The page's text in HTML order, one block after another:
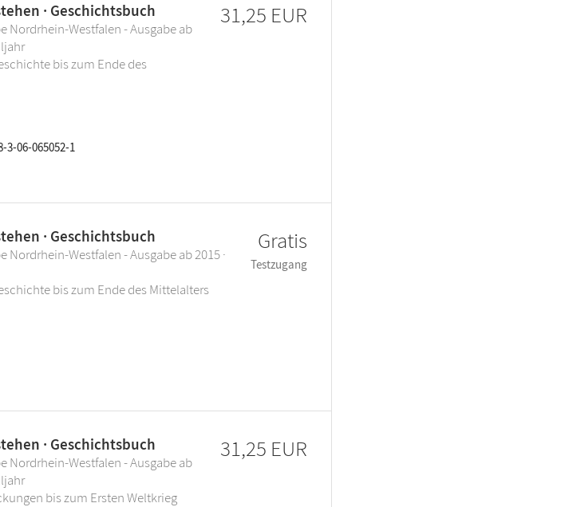
· Geschichtsbuch
Nordrhein-Westfalen - Ausgabe ab
bis zum Ende des
3-06-065052-1
31,25 EUR
· Geschichtsbuch
Nordrhein-Westfalen - Ausgabe ab 2015 ·
bis zum Ende des Mittelalters
Gratis
Testzugang
· Geschichtsbuch
Nordrhein-Westfalen - Ausgabe ab
bis zum Ersten Weltkrieg
31,25 EUR